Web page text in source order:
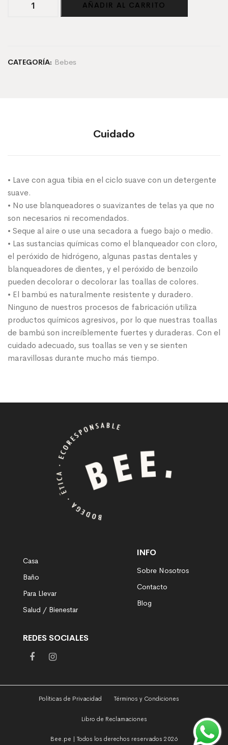
Mantitas
cantidad
AÑADIR AL CARRITO
CATEGORÍA: Bebes
Cuidado
• Lave con agua tibia en el ciclo suave con un detergente
suave.
• No use blanqueadores o suavizantes de telas ya que no
son necesarios ni recomendados.
• Seque al aire o use una secadora a fuego bajo o medio.
• Las sustancias químicas como el blanqueador con cloro,
el peróxido de hidrógeno, algunas pastas dentales y
blanqueadores de dientes, y el peróxido de benzoilo
pueden decolorar o decolorar las toallas de colores.
• El bambú es naturalmente resistente y duradero.
Ninguno de nuestros procesos de fabricación utiliza
productos químicos agresivos, por lo que nuestras toallas
de bambú son increíblemente fuertes y duraderas. Con el
cuidado adecuado, sus toallas se ven y se sienten
maravillosas durante mucho más tiempo.
Casa
Baño
Para Llevar
Salud / Bienestar
INFO
Sobre Nosotros
Contacto
Blog
REDES SOCIALES
Políticas de Privacidad Términos y Condiciones
Libro de Reclamaciones
Bee.pe | Todos los derechos reservados 2026